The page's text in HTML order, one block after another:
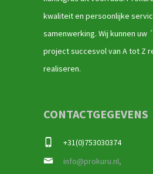
kwaliteit en persoonlijke
samenwerking. Wij kunnen uw
project succesvol van A tot Z
realiseren.
CONTACTGEGEVENS
+31(0)753030374
info@prokuru.nl,